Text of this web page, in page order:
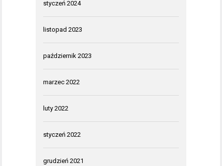
styczeń 2024
listopad 2023
październik 2023
marzec 2022
luty 2022
styczeń 2022
grudzień 2021